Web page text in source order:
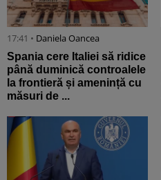
17:41 • Daniela Oancea
Spania cere Italiei să ridice
până duminică controalele
la frontieră și amenință cu
măsuri de ...